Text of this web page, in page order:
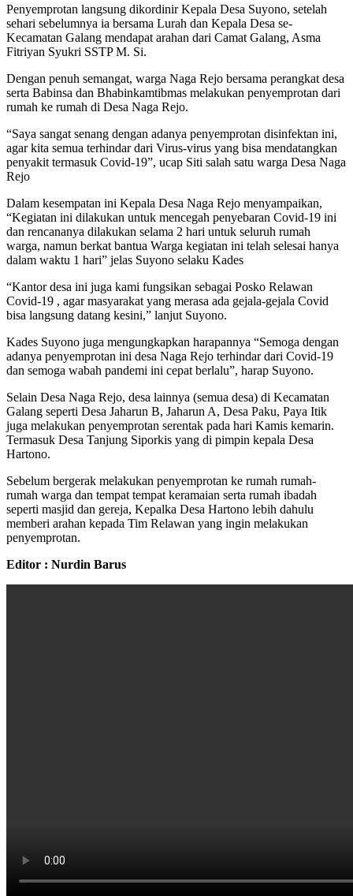
Penyemprotan langsung dikordinir Kepala Desa Suyono, setelah
sehari sebelumnya ia bersama Lurah dan Kepala Desa se-
Kecamatan Galang mendapat arahan dari Camat Galang, Asma
Fitriyan Syukri SSTP M. Si.
Dengan penuh semangat, warga Naga Rejo bersama perangkat desa
serta Babinsa dan Bhabinkamtibmas melakukan penyemprotan dari
rumah ke rumah di Desa Naga Rejo.
“Saya sangat senang dengan adanya penyemprotan disinfektan ini,
agar kita semua terhindar dari Virus-virus yang bisa mendatangkan
penyakit termasuk Covid-19”, ucap Siti salah satu warga Desa Naga
Rejo
Dalam kesempatan ini Kepala Desa Naga Rejo menyampaikan,
“Kegiatan ini dilakukan untuk mencegah penyebaran Covid-19 ini
dan rencananya dilakukan selama 2 hari untuk seluruh rumah
warga, namun berkat bantua Warga kegiatan ini telah selesai hanya
dalam waktu 1 hari” jelas Suyono selaku Kades
“Kantor desa ini juga kami fungsikan sebagai Posko Relawan
Covid-19 , agar masyarakat yang merasa ada gejala-gejala Covid
bisa langsung datang kesini,” lanjut Suyono.
Kades Suyono juga mengungkapkan harapannya “Semoga dengan
adanya penyemprotan ini desa Naga Rejo terhindar dari Covid-19
dan semoga wabah pandemi ini cepat berlalu”, harap Suyono.
Selain Desa Naga Rejo, desa lainnya (semua desa) di Kecamatan
Galang seperti Desa Jaharun B, Jaharun A, Desa Paku, Paya Itik
juga melakukan penyemprotan serentak pada hari Kamis kemarin.
Termasuk Desa Tanjung Siporkis yang di pimpin kepala Desa
Hartono.
Sebelum bergerak melakukan penyemprotan ke rumah rumah-
rumah warga dan tempat tempat keramaian serta rumah ibadah
seperti masjid dan gereja, Kepalka Desa Hartono lebih dahulu
memberi arahan kepada Tim Relawan yang ingin melakukan
penyemprotan.
Editor : Nurdin Barus